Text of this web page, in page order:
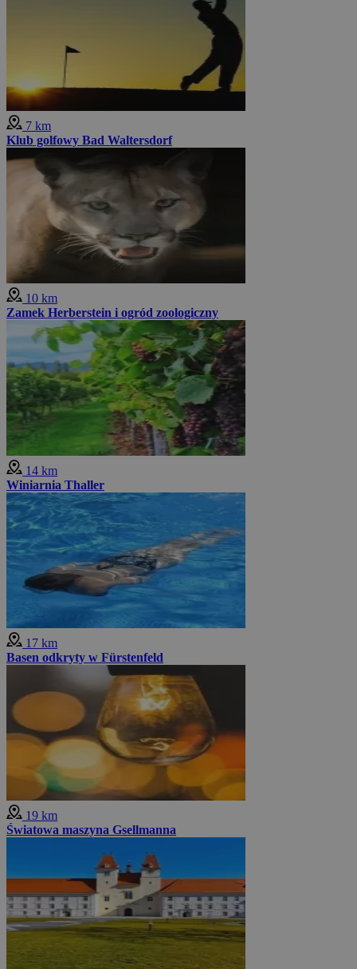
7 km
Klub golfowy Bad Waltersdorf
10 km
Zamek Herberstein i ogród zoologiczny
14 km
Winiarnia Thaller
17 km
Basen odkryty w Fürstenfeld
19 km
Światowa maszyna Gsellmanna